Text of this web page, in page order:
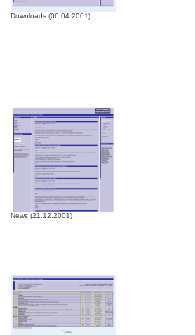
Downloads (06.04.2001)
News (21.12.2001)